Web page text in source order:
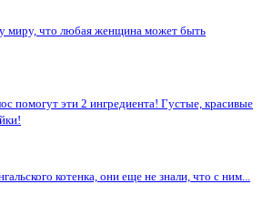
миру, что любая женщина может быть
помогут эти 2 ингредиента! Густые, красивые
котенка, они еще не знали, что с ним...